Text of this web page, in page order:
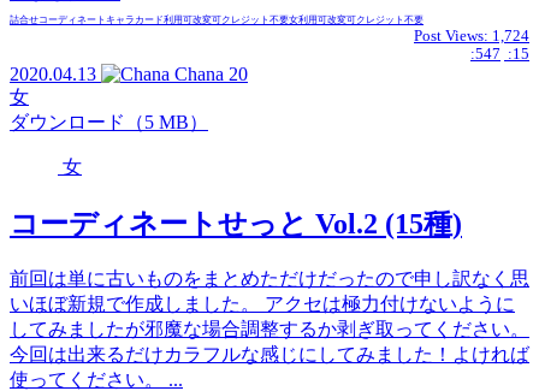
詰合せコーディネート キャラカード利用可改変可クレジット不要女利用可改変可クレジット不要
Post Views: 1,724
:547 :15
2020.04.13 Chana 20
女
ダウンロード（5 MB）
女
コーディネートせっと Vol.2 (15種)
前回は単に古いものをまとめただけだったので申し訳なく思
いほぼ新規で作成しました。 アクセは極力付けないように
してみましたが邪魔な場合調整するか剥ぎ取ってください。
今回は出来るだけカラフルな感じにしてみました！よければ
使ってください。 ...